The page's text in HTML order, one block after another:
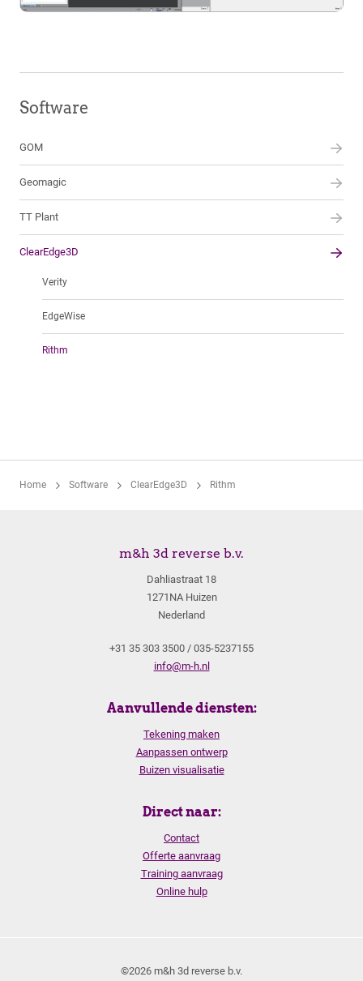
Software
GOM
Geomagic
TT Plant
ClearEdge3D
Verity
EdgeWise
Rithm
Home Software ClearEdge3D Rithm
m&h 3d reverse b.v.
Dahliastraat 18
1271NA Huizen
Nederland
+31 35 303 3500 / 035-5237155
info@m-h.nl
Aanvullende diensten:
Tekening maken
Aanpassen ontwerp
Buizen visualisatie
Direct naar:
Contact
Offerte aanvraag
Training aanvraag
Online hulp
©2026 m&h 3d reverse b.v.